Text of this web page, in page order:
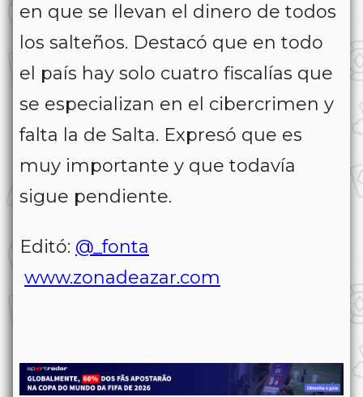
en que se llevan el dinero de todos
los salteños. Destacó que en todo
el país hay solo cuatro fiscalías que
se especializan en el cibercrimen y
falta la de Salta. Expresó que es
muy importante y que todavía
sigue pendiente.
Editó: @_fonta
www.zonadeazar.com